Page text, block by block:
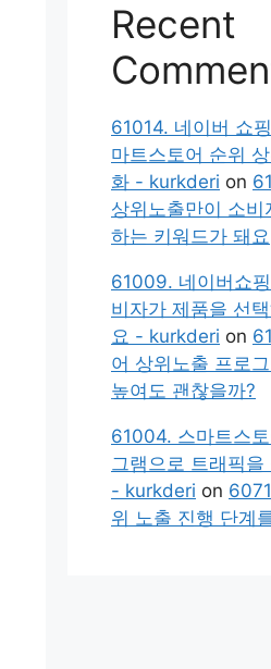
Recent
61014. 네이버 쇼
마트스토어 순위
화 - kurkderi on
상위노출만이 소비
하는 키워드가 돼요
61009. 네이버쇼
비자가 제품을 선
요 - kurkderi on
어 상위노출 프로
높여도 괜찮을까?
61004. 스마트스
그램으로 트래픽
- kurkderi on
위 노출 진행 단계